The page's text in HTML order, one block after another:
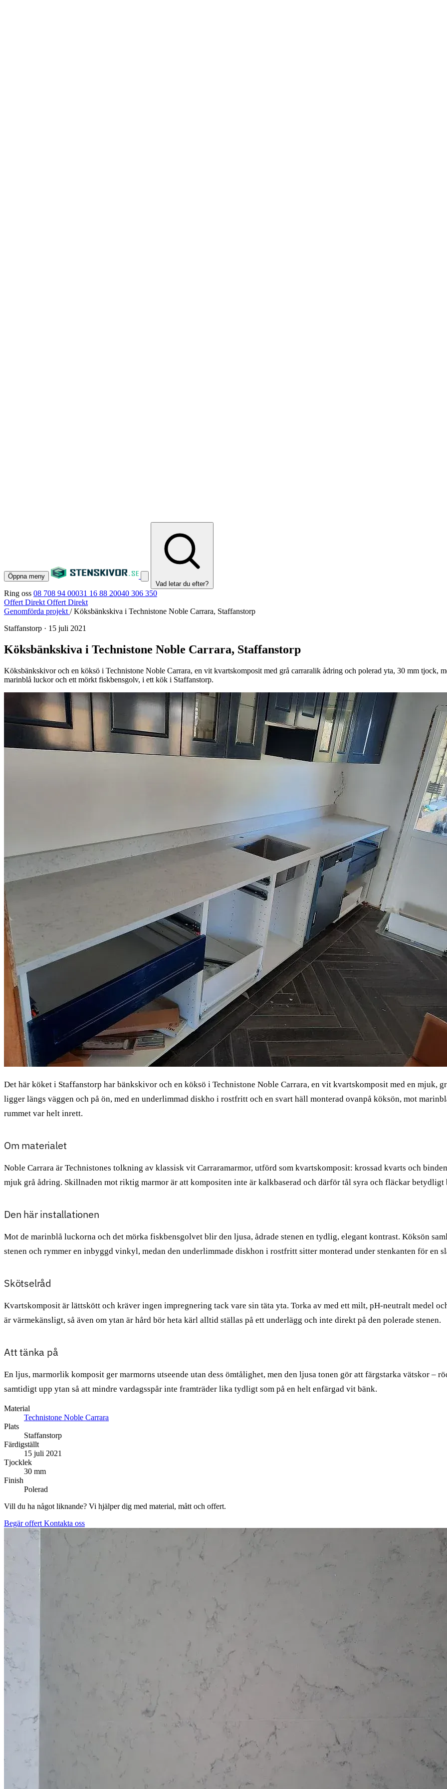
Öppna meny
Vad letar du efter?
Ring oss 08 708 94 00031 16 88 20040 306 350
Offert Direkt Offert Direkt
Genomförda projekt / Köksbänkskiva i Technistone Noble Carrara, Staffanstorp
Staffanstorp · 15 juli 2021
Köksbänkskiva i Technistone Noble Carrara, Staffanstorp
Köksbänkskivor och en köksö i Technistone Noble Carrara, en vit kvartskomposit med grå carraralik ådring och polerad yta, 30 mm tjock,
marinblå luckor och ett mörkt fiskbensgolv, i ett kök i Staffanstorp.
Det här köket i Staffanstorp har bänkskivor och en köksö i Technistone Noble Carrara, en vit kvartskomposit med en mjuk,
ligger längs väggen och på ön, med en underlimmad diskho i rostfritt och en svart häll monterad ovanpå köksön, mot
rummet var helt inrett.
Om materialet
Noble Carrara är Technistones tolkning av klassisk vit Carraramarmor, utförd som kvartskomposit: krossad kvarts och
mjuk grå ådring. Skillnaden mot riktig marmor är att kompositen inte är kalkbaserad och därför tål syra och fläckar betydligt
Den här installationen
Mot de marinblå luckorna och det mörka fiskbensgolvet blir den ljusa, ådrade stenen en tydlig, elegant kontrast. Köksön
stenen och rymmer en inbyggd vinkyl, medan den underlimmade diskhon i rostfritt sitter monterad under stenkanten för en
Skötselråd
Kvartskomposit är lättskött och kräver ingen impregnering tack vare sin täta yta. Torka av med ett milt, pH-neutralt medel
är värmekänsligt, så även om ytan är hård bör heta kärl alltid ställas på ett underlägg och inte direkt på den polerade stenen.
Att tänka på
En ljus, marmorlik komposit ger marmorns utseende utan dess ömtålighet, men den ljusa tonen gör att färgstarka vätskor –
samtidigt upp ytan så att mindre vardagsspår inte framträder lika tydligt som på en helt enfärgad vit bänk.
Material
Technistone Noble Carrara
Plats
Staffanstorp
Färdigställt
15 juli 2021
Tjocklek
30 mm
Finish
Polerad
Vill du ha något liknande? Vi hjälper dig med material, mått och offert.
Begär offert Kontakta oss